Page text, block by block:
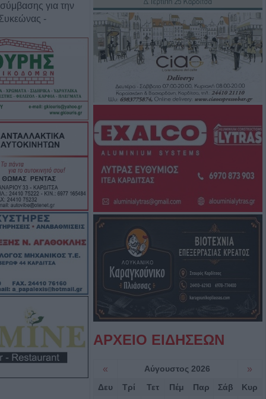
για την
-
διατηρούσε
του σε
χρόνια
Δύο
εφαρμόζει ο
κ. Τσιάκος
των
στους «64»
τώρα βρίσκει
Φονσέκα
Ανοίγει την
διοίκηση του
ΑΡΧΕΙΟ ΕΙΔΗΣΕΩΝ
« Αύγουστος 2026 »
Δευ Τρί Τετ Πέμ Παρ Σάβ Κυρ